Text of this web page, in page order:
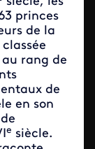
princes
de la
rang de
de
en son
e siècle.